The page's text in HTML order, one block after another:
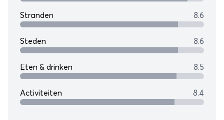
Stranden 8.6
Steden 8.6
Eten & drinken 8.5
Activiteiten 8.4